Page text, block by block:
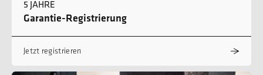
5 JAHRE
Garantie-Registrierung
Jetzt registrieren